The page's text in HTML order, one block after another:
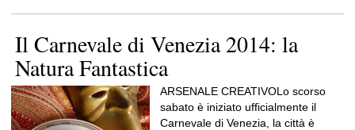
Il Carnevale di Venezia 2014: la
Natura Fantastica
ARSENALE CREATIVOLo scorso
sabato è iniziato ufficialmente il
Carnevale di Venezia, la città è